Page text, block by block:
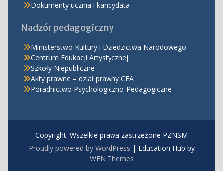
Dokumenty ucznia i kandydata
Nadzór pedagogiczny
Ministerstwo Kultury i Dziedzictwa Narodowego
Centrum Edukacji Artystycznej
Szkoły Niepubliczne
Akty prawne – dział prawny CEA
Poradnictwo Psychologiczno-Pedagogiczne
Copyright. Wszelkie prawa zastrzeżone PZNSM
Proudly powered by WordPress | Education Hub by
WEN Themes